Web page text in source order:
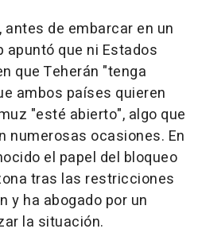
de embarcar en un
apuntó que ni Estados
que Teherán "tenga
ambos países quieren
"esté abierto", algo que
numerosas ocasiones. En
el papel del bloqueo
tras las restricciones
y ha abogado por un
la situación.